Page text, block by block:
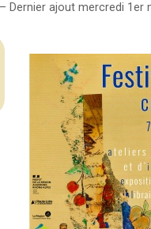
Dernier ajout mercredi 1er